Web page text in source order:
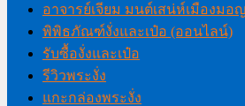
อาจารย์เจียม มนต์เสน่ห์เมืองมอญ
พิพิธภัณฑ์งั่งและเป๋อ (ออนไลน์)
รับซื้องั่งและเป๋อ
รีวิวพระงั่ง
แกะกล่องพระงั่ง